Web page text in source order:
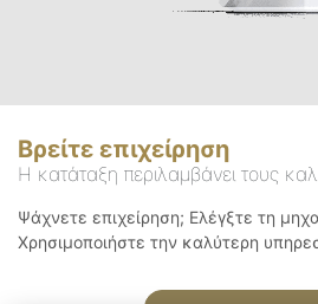
Βρείτε επιχείρηση
Η κατάταξη περιλαμβάνει τους
Ψάχνετε επιχείρηση; Ελέγξτε τη
Χρησιμοποιήστε την καλύτερη